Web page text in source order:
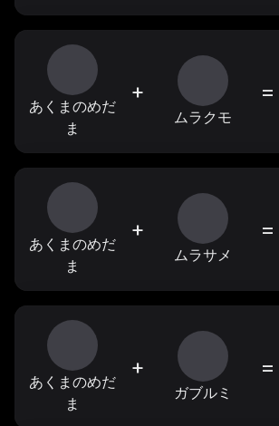
あくまのめだ
ま
+
ムラクモ
=
あくまのめだ
ま
+
ムラサメ
=
あくまのめだ
ま
+
ガブルミ
=